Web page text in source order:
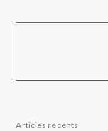
Articles récents